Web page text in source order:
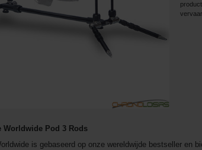
Worldwide Pod 3 Rods
is gebaseerd op onze wereldwijde bestseller en